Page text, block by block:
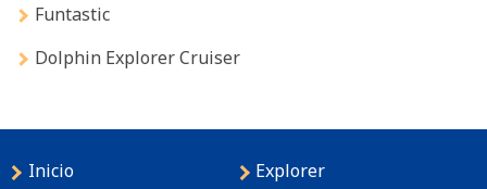
Funtastic
Dolphin Explorer Cruiser
Inicio
Explorer